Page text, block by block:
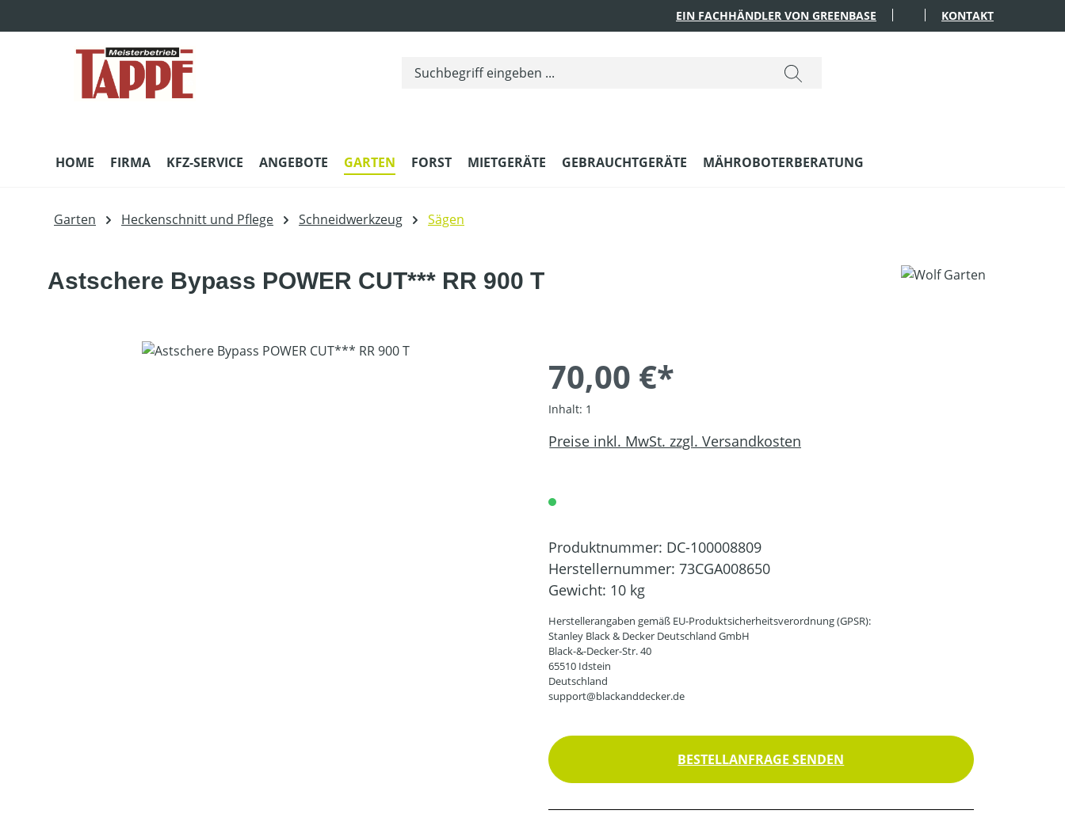
EIN FACHHÄNDLER VON GREENBASE KONTAKT
HOME FIRMA KFZ-SERVICE ANGEBOTE GARTEN FORST MIETGERÄTE GEBRAUCHTGERÄTE MÄHROBOTERBERATUNG
Garten Heckenschnitt und Pflege Schneidwerkzeug Sägen
Astschere Bypass POWER CUT*** RR 900 T
Bildergalerie überspringen
70,00 €*
Inhalt: 1
Preise inkl. MwSt. zzgl. Versandkosten
Produktnummer: DC-100008809
Herstellernummer: 73CGA008650
Gewicht: 10 kg
Herstellerangaben gemäß EU-Produktsicherheitsverordnung (GPSR):
Stanley Black & Decker Deutschland GmbH
Black-&-Decker-Str. 40
65510 Idstein
Deutschland
support@blackanddecker.de
BESTELLANFRAGE SENDEN